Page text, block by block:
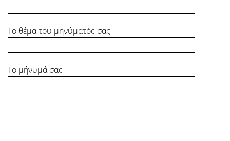
Το θέμα του μηνύματός σας
Το μήνυμά σας